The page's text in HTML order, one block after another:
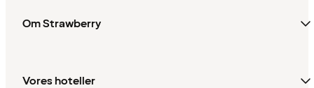
Om Strawberry
Vores hoteller